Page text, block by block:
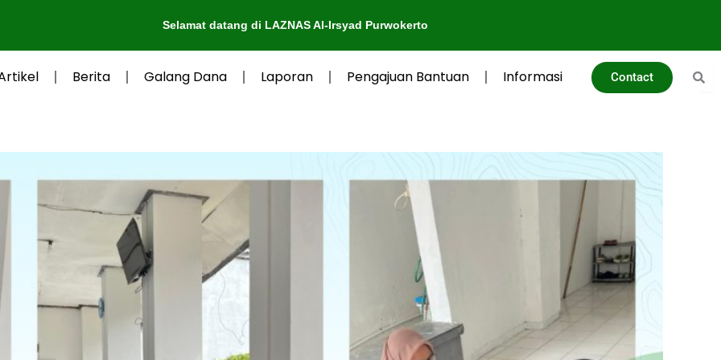
Selamat datang di LAZNAS Al-Irsyad Purwokerto
Berita Galang Dana Laporan Pengajuan Bantuan Informasi Contact